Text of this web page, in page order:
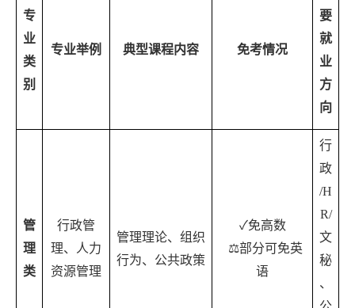
专
业
类
别
专业举例 典型课程内容 免考情况
要
就
业
方
向
管
理
类
行政管
理、人力
资源管理
管理理论、组织
行为、公共政策
✓免高数
⚖️部分可免英
语
行
政
/H
R/
文
秘
、